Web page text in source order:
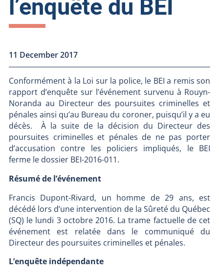
l’enquête du BEI
11 December 2017
Conformément à la Loi sur la police, le BEI a remis son
rapport d’enquête sur l’événement survenu à Rouyn-
Noranda au Directeur des poursuites criminelles et
pénales ainsi qu’au Bureau du coroner, puisqu’il y a eu
décès. À la suite de la décision du Directeur des
poursuites criminelles et pénales de ne pas porter
d’accusation contre les policiers impliqués, le BEI
ferme le dossier BEI-2016-011.
Résumé de l’événement
Francis Dupont-Rivard, un homme de 29 ans, est
décédé lors d’une intervention de la Sûreté du Québec
(SQ) le lundi 3 octobre 2016. La trame factuelle de cet
événement est relatée dans le communiqué du
Directeur des poursuites criminelles et pénales.
L’enquête indépendante